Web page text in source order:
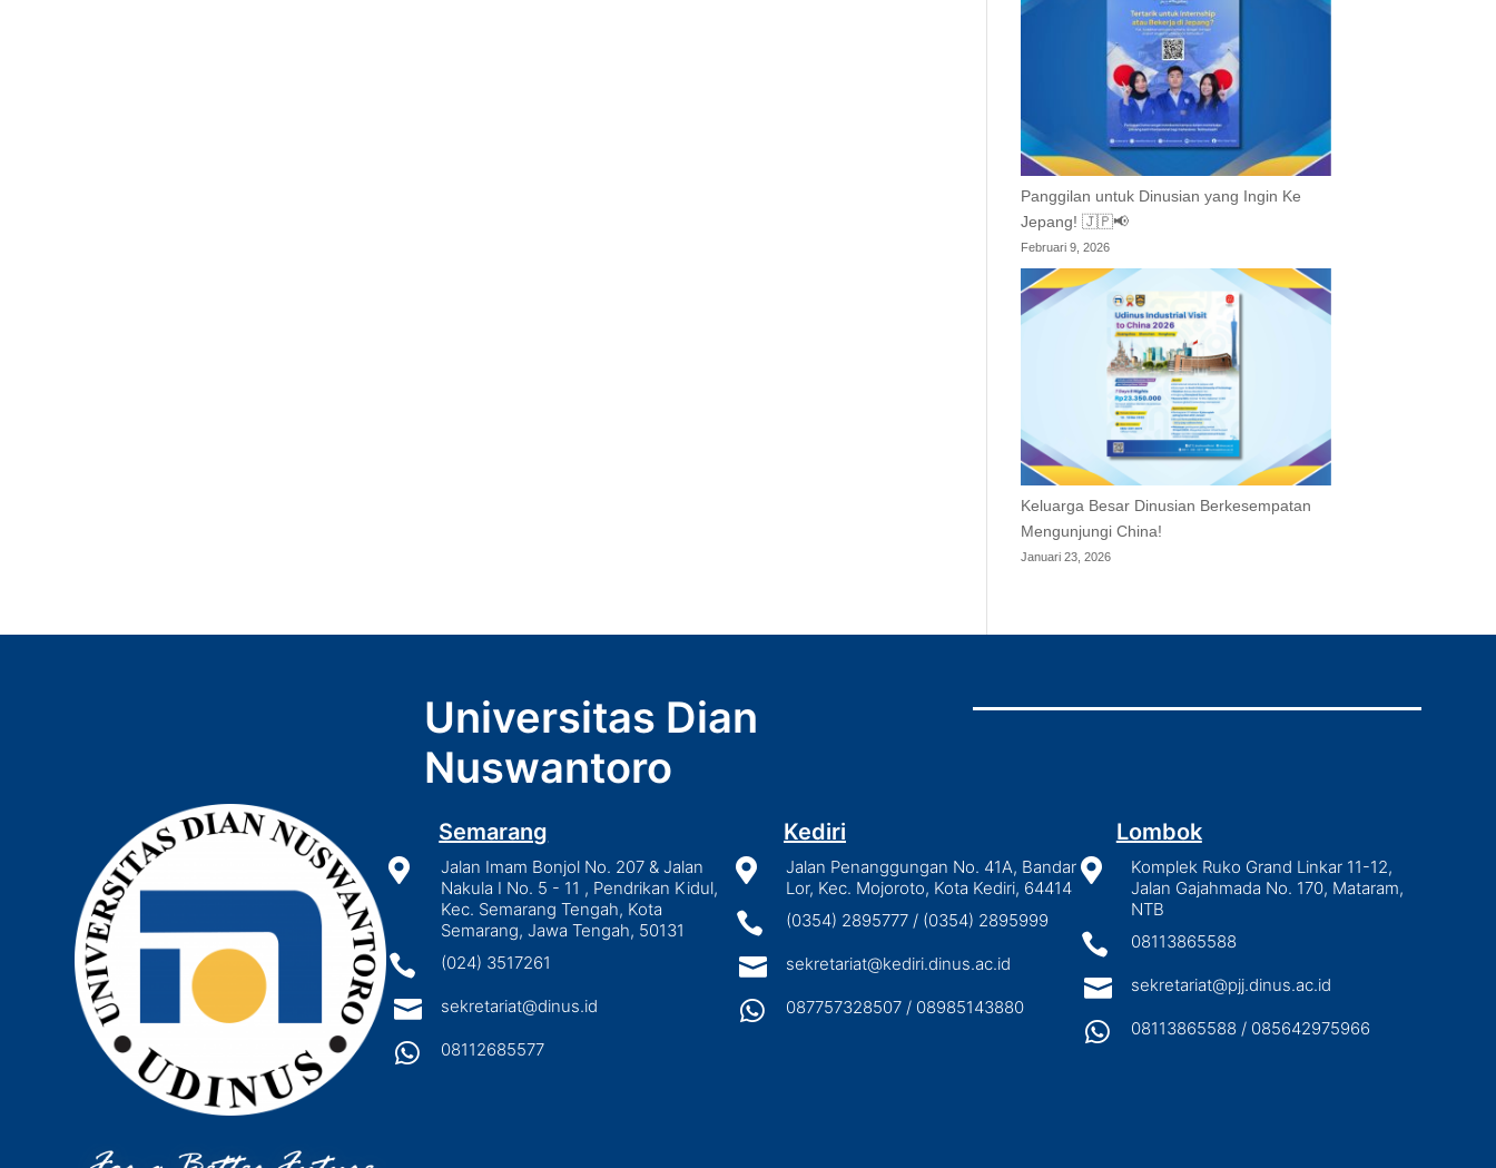
Panggilan untuk Dinusian yang Ingin Ke
Jepang! 🇯🇵📢
Februari 9, 2026
Keluarga Besar Dinusian Berkesempatan
Mengunjungi China!
Januari 23, 2026
Universitas Dian
Nuswantoro
Semarang

Jalan Imam Bonjol No. 207 & Jalan
Nakula I No. 5 - 11 , Pendrikan Kidul,
Kec. Semarang Tengah, Kota
Semarang, Jawa Tengah, 50131
 (024) 3517261
 sekretariat@dinus.id
 08112685577
Kediri

Jalan Penanggungan No. 41A, Bandar
Lor, Kec. Mojoroto, Kota Kediri, 64414
 (0354) 2895777 / (0354) 2895999
 sekretariat@kediri.dinus.ac.id
 087757328507 / 08985143880
Lombok

Komplek Ruko Grand Linkar 11-12,
Jalan Gajahmada No. 170, Mataram,
NTB
 08113865588
 sekretariat@pjj.dinus.ac.id
 08113865588 / 085642975966